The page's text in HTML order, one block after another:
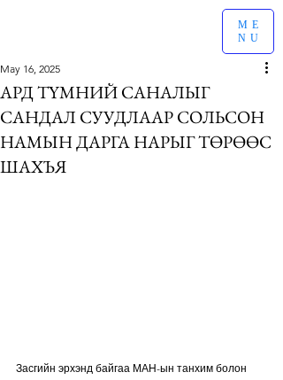
ME
NU
АРД ТҮМНИЙ САНАЛЫГ
САНДАЛ СУУДЛААР СОЛЬСОН
НАМЫН ДАРГА НАРЫГ ТӨРӨӨС
ШАХЪЯ
May 16, 2025
Засгийн эрхэнд байгаа МАН-ын танхим болон